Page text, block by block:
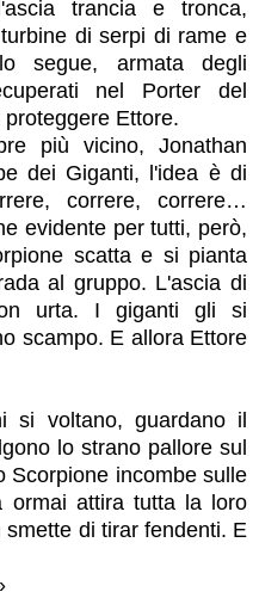
trancia e tronca,
di serpi di rame e
segue, armata degli
nel Porter del
Ettore.
più vicino, Jonathan
dei Giganti, l'idea è di
correre, correre…
evidente per tutti, però,
scatta e si pianta
al gruppo. L'ascia di
urta. I giganti gli si
scampo. E allora Ettore
si voltano, guardano il
lo strano pallore sul
Scorpione incombe sulle
ormai attira tutta la loro
di tirar fendenti. E